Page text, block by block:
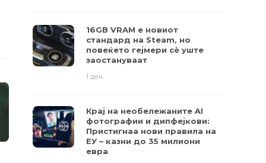
16GB VRAM е новиот
стандард на Steam, но
повеќето гејмери ​​сè уште
заостануваат
1 ден
Крај на необележаните AI
фотографии и дипфејкови:
Пристигнаа нови правила на
ЕУ – казни до 35 милиони
евра